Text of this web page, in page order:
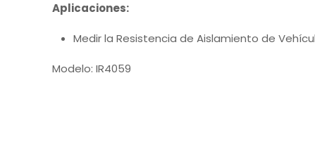
Aplicaciones:
Medir la Resistencia de Aislamiento de
Modelo: IR4059